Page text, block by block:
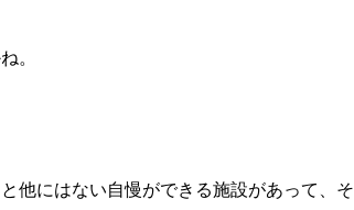
。
他にはない自慢ができる施設があって、そ